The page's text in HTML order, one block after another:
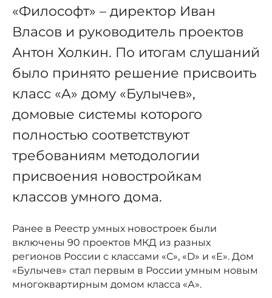
«Философт» – директор Иван
Власов и руководитель проектов
Антон Холкин. По итогам слушаний
было принято решение присвоить
класс «A» дому «Булычев»,
домовые системы которого
полностью соответствуют
требованиям методологии
присвоения новостройкам
классов умного дома.
Ранее в Реестр умных новостроек были
включены 90 проектов МКД из разных
регионов России с классами «С», «D» и «E». Дом
«Булычев» стал первым в России умным новым
многоквартирным домом класса «А».